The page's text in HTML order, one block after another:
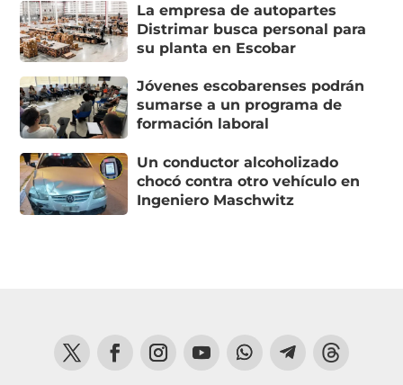
La empresa de autopartes
Distrimar busca personal para
su planta en Escobar
Jóvenes escobarenses podrán
sumarse a un programa de
formación laboral
Un conductor alcoholizado
chocó contra otro vehículo en
Ingeniero Maschwitz